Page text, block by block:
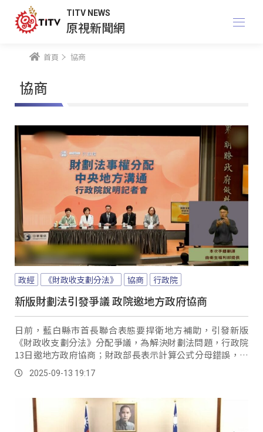
TITV NEWS
原視新聞網
首頁 協商
協商
政經 《財政收支劃分法》 協商 行政院
新版財劃法引發爭議 政院邀地方政府協商
日前，藍白縣市首長聯合表態要捍衛地方補助，引發新版
《財政收支劃分法》分配爭議，為解決財劃法問題，行政院
13日邀地方政府協商；財政部長表示計算公式分母錯誤，若
不修法、問題無法解決，必須全面檢討。
2025-09-13 19:17